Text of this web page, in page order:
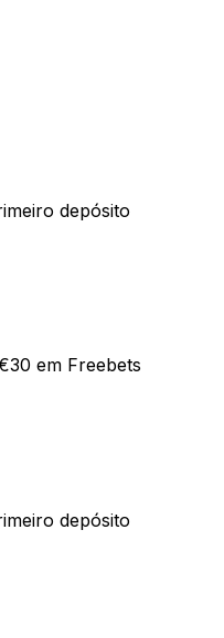
depósito
em Freebets
depósito